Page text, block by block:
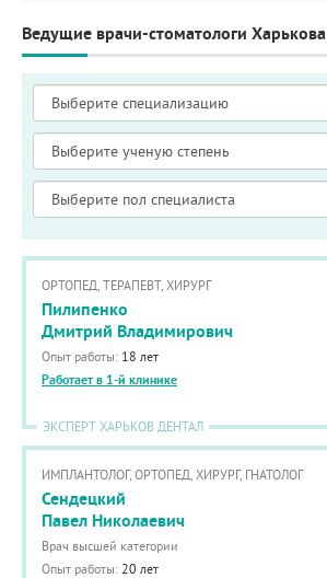
Ведущие врачи-стоматологи Харькова
ОРТОПЕД, ТЕРАПЕВТ, ХИРУРГ
Пилипенко
Дмитрий Владимирович
Опыт работы: 18 лет
Работает в 1-й клинике
ЭКСПЕРТ ХАРЬКОВ ДЕНТАЛ
ИМПЛАНТОЛОГ, ОРТОПЕД, ХИРУРГ, ГНАТОЛОГ
Сендецкий
Павел Николаевич
Врач высшей категории
Опыт работы: 20 лет